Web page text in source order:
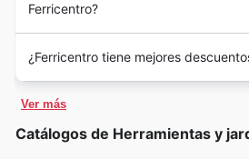
Ferricentro?
¿Ferricentro tiene mejores
Ver más
Catálogos de Herramientas y